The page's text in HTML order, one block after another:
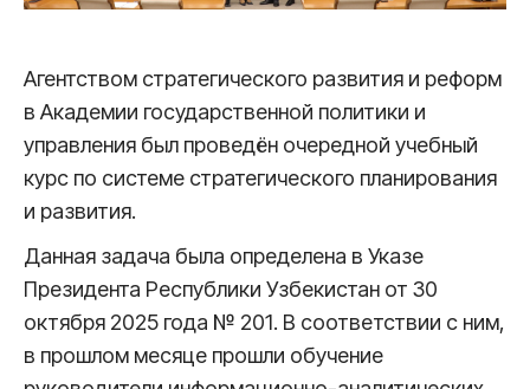
Агентством стратегического развития и реформ
в Академии государственной политики и
управления был проведён очередной учебный
курс по системе стратегического планирования
и развития.
Данная задача была определена в Указе
Президента Республики Узбекистан от 30
октября 2025 года № 201. В соответствии с ним,
в прошлом месяце прошли обучение